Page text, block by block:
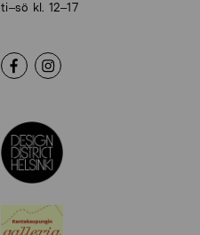
ti–sö kl. 12–17